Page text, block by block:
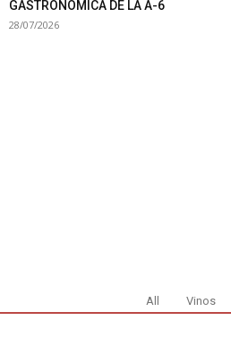
GASTRONÓMICA DE LA A-6
28/07/2026
All Vinos